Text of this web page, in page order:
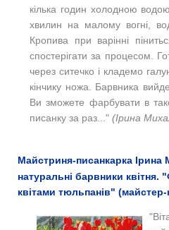
кілька годин холодною
хвилин на малому вогні,
Кропива при варінні
спостерігати за процесом.
через ситечко і кладемо
кінчику ножа. Барвника
Ви зможете фарбувати в
писанку за раз..." (Ірина
Майстриня-писанкарка Ірина
натуральні барвники квітня.
квітами тюльпанів" (майстер-